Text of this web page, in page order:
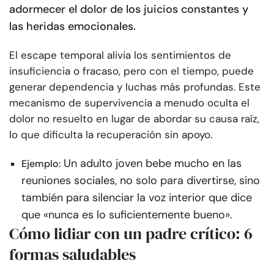
adormecer el dolor de los juicios constantes y
las heridas emocionales.
El escape temporal alivia los sentimientos de
insuficiencia o fracaso, pero con el tiempo, puede
generar dependencia y luchas más profundas. Este
mecanismo de supervivencia a menudo oculta el
dolor no resuelto en lugar de abordar su causa raíz,
lo que dificulta la recuperación sin apoyo.
Ejemplo: Un adulto joven bebe mucho en las
reuniones sociales, no solo para divertirse, sino
también para silenciar la voz interior que dice
que «nunca es lo suficientemente bueno».
Cómo lidiar con un padre crítico: 6
formas saludables